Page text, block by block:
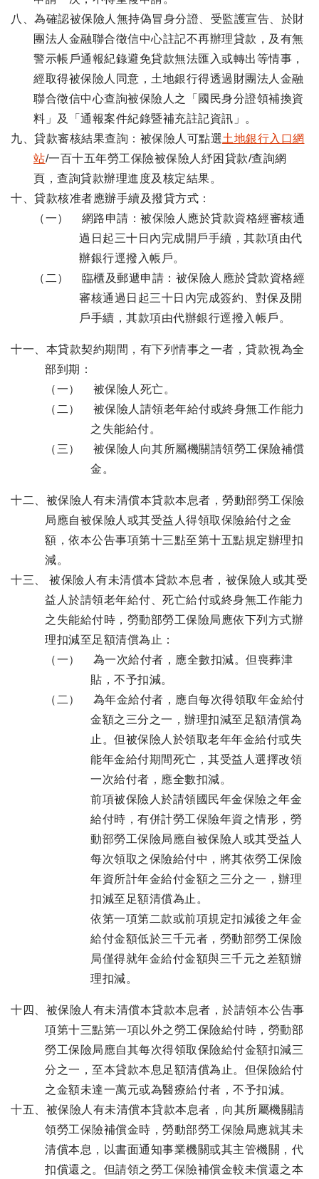
八、為確認被保險人無持偽冒身分證、受監護宣告、於財
團法人金融聯合徵信中心註記不再辦理貸款，及有無
警示帳戶通報紀錄避免貸款無法匯入或轉出等情事，
經取得被保險人同意，土地銀行得透過財團法人金融
聯合徵信中心查詢被保險人之「國民身分證領補換資
料」及「通報案件紀錄暨補充註記資訊」。
九、貸款審核結果查詢：被保險人可點選土地銀行入口網
站/一百十五年勞工保險被保險人紓困貸款/查詢網
頁，查詢貸款辦理進度及核定結果。
十、貸款核准者應辦手續及撥貸方式：
（一） 網路申請：被保險人應於貸款資格經審核通
過日起三十日內完成開戶手續，其款項由代
辦銀行逕撥入帳戶。
（二） 臨櫃及郵遞申請：被保險人應於貸款資格經
審核通過日起三十日內完成簽約、對保及開
戶手續，其款項由代辦銀行逕撥入帳戶。
十一、本貸款契約期間，有下列情事之一者，貸款視為全
部到期：
（一） 被保險人死亡。
（二） 被保險人請領老年給付或終身無工作能力
之失能給付。
（三） 被保險人向其所屬機關請領勞工保險補償
金。
十二、被保險人有未清償本貸款本息者，勞動部勞工保險
局應自被保險人或其受益人得領取保險給付之金
額，依本公告事項第十三點至第十五點規定辦理扣
減。
十三、 被保險人有未清償本貸款本息者，被保險人或其受
益人於請領老年給付、死亡給付或終身無工作能力
之失能給付時，勞動部勞工保險局應依下列方式辦
理扣減至足額清償為止：
（一） 為一次給付者，應全數扣減。但喪葬津
貼，不予扣減。
（二） 為年金給付者，應自每次得領取年金給付
金額之三分之一，辦理扣減至足額清償為
止。但被保險人於領取老年年金給付或失
能年金給付期間死亡，其受益人選擇改領
一次給付者，應全數扣減。
前項被保險人於請領國民年金保險之年金
給付時，有併計勞工保險年資之情形，勞
動部勞工保險局應自被保險人或其受益人
每次領取之保險給付中，將其依勞工保險
年資所計年金給付金額之三分之一，辦理
扣減至足額清償為止。
依第一項第二款或前項規定扣減後之年金
給付金額低於三千元者，勞動部勞工保險
局僅得就年金給付金額與三千元之差額辦
理扣減。
十四、被保險人有未清償本貸款本息者，於請領本公告事
項第十三點第一項以外之勞工保險給付時，勞動部
勞工保險局應自其每次得領取保險給付金額扣減三
分之一，至本貸款本息足額清償為止。但保險給付
之金額未達一萬元或為醫療給付者，不予扣減。
十五、被保險人有未清償本貸款本息者，向其所屬機關請
領勞工保險補償金時，勞動部勞工保險局應就其未
清償本息，以書面通知事業機關或其主管機關，代
扣償還之。但請領之勞工保險補償金較未償還之本